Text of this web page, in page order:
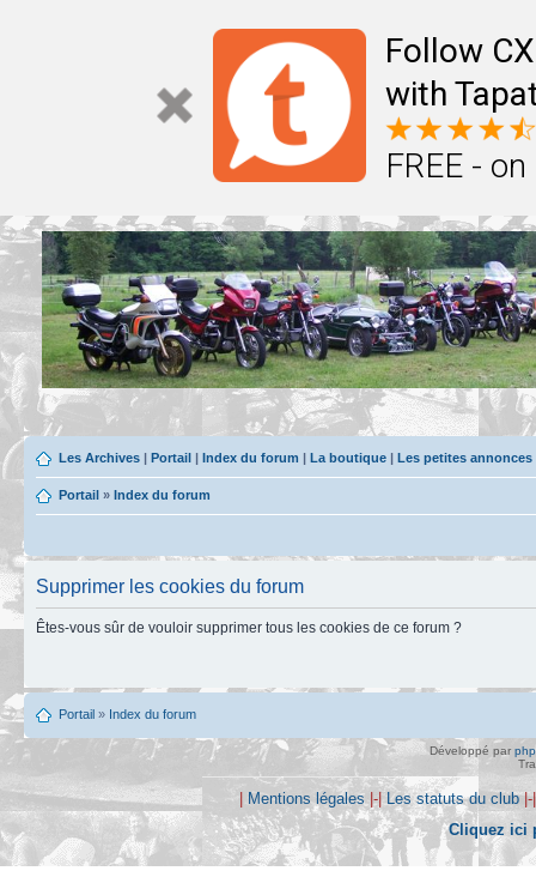
Follow
with
FREE -
Les Archives | Portail | Index du forum | La boutique | Les petites
Portail » Index du forum
Supprimer les cookies du forum
Êtes-vous sûr de vouloir supprimer tous les cookies de ce forum ?
Portail » Index du forum
Développé par
| Mentions légales |-|Les statuts du club
Cliquez ici